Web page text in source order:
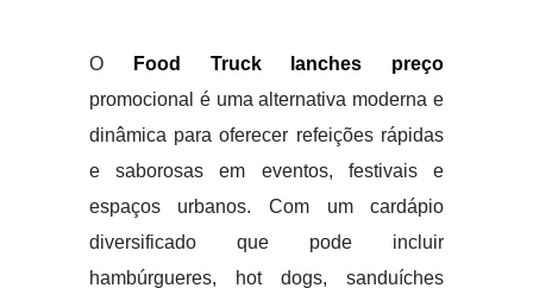
O
Food Truck lanches preço
promocional é uma alternativa moderna e
dinâmica para oferecer refeições rápidas
e saborosas em eventos, festivais e
espaços urbanos. Com um cardápio
diversificado que pode incluir
hambúrgueres, hot dogs, sanduíches